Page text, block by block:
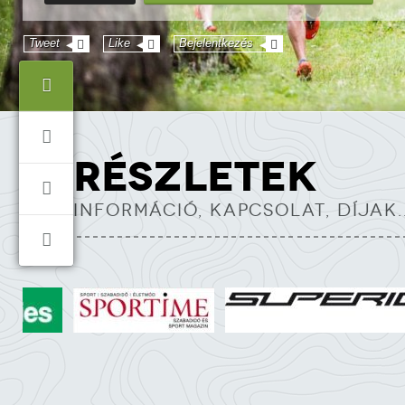
Tweet Like Bejelentkezés
RÉSZLETEK
INFORMÁCIÓ, KAPCSOLAT,